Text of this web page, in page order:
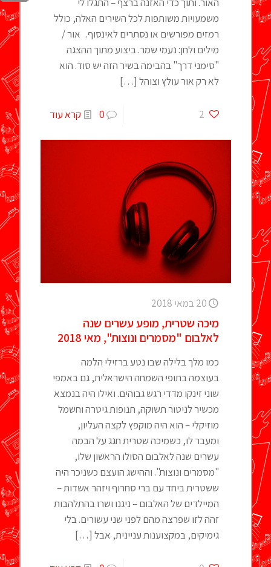
האור. ותוך כדי האזנה ברצף – התגלו לי
משמעויות משותפות לכל השירים האלה, כולל
רמזים מפורשים או נסתרים לאינסוף. אור /
מילים ולחן: נעמי שמר. ביצוע מתוך ההצגה
"סימני דרך" בהבימה בשיר הזה יש סוד. הוא
לא רק אור עולץ וצוהל […]
2
0 קרא עוד
20 במאי 2018
מיכה שטרית, מופע עשרים שנה
לאלבום "מסמרים ונוצות", מאי 2018
כמו מלך בלילה שבו נטע ברזילי הלמה
בעוצמה בתופי השמחה הישראלית, גם באמפי
שוני זינקו מדדי רגש גבוהים. ואילו היה בנמצא
מכשיר לניטור תשוקה, תנופות גיטרה וחשמל
מוזיקלי – הוא היה מוקפץ לקצה העליון,
ומעבר לו, כשמיכה שטרית חגג על הבמה
עשרים שנה לאלבום הסולו הראשון שלו,
"מסמרים ונוצות". וההישג הועצם כשניכר היה
ששטרית ביחד עם ברי סחרוף ויזהר אשדות –
המיילדים של האלבום – ניגנו ושרו בהתלהבות
זהה לזו שפרצה מהם לפני שני עשורים. בלי
גימיקים, במקצוענות עניינית, אבל […]